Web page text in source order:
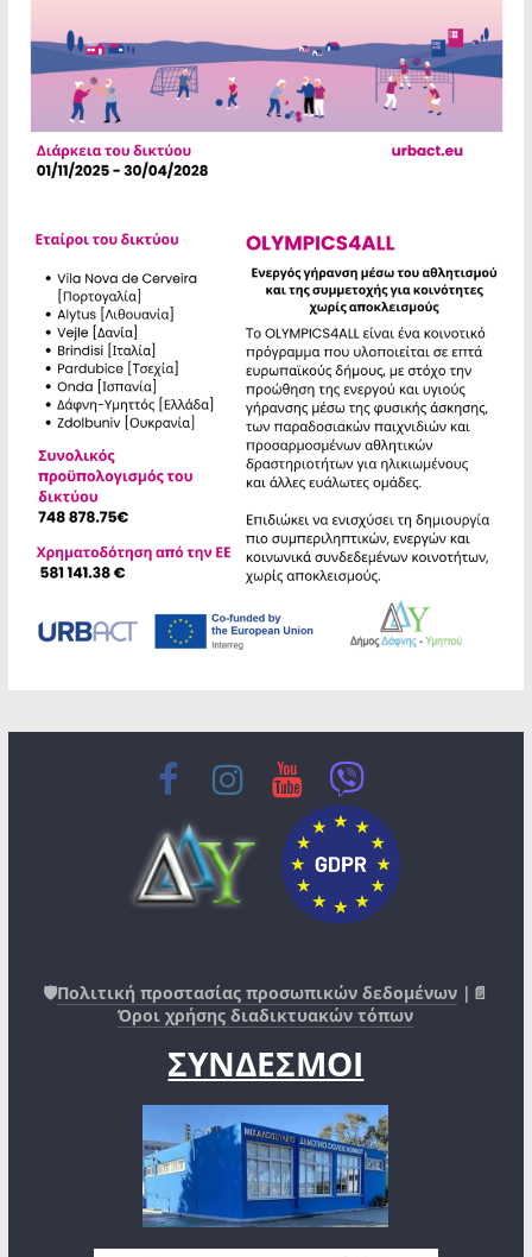
🛡️Πολιτική προστασίας προσωπικών δεδομένων |📄
Όροι χρήσης διαδικτυακών τόπων
ΣΥΝΔΕΣΜΟΙ